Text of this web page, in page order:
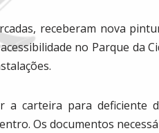
receberam nova
no Parque da
a carteira para deficiente
Os documentos